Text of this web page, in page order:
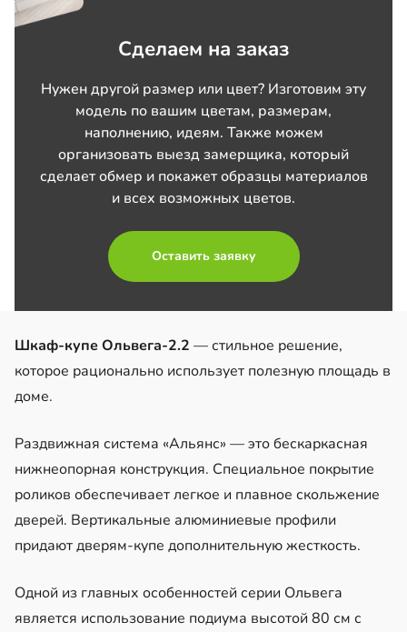
Сделаем на заказ
Нужен другой размер или цвет? Изготовим эту
модель по вашим цветам, размерам,
наполнению, идеям. Также можем
организовать выезд замерщика, который
сделает обмер и покажет образцы материалов
и всех возможных цветов.
Оставить заявку
Шкаф-купе Ольвега-2.2 — стильное решение,
которое рационально использует полезную площадь в
доме.
Раздвижная система «Альянс» — это бескаркасная
нижнеопорная конструкция. Специальное покрытие
роликов обеспечивает легкое и плавное скольжение
дверей. Вертикальные алюминиевые профили
придают дверям-купе дополнительную жесткость.
Одной из главных особенностей серии Ольвега
является использование подиума высотой 80 см с